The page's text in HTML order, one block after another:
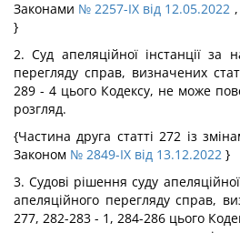
Законами № 2257-IX від 12.05.2022 ,
}
2. Суд апеляційної інстанції за
перегляду справ, визначених
289 - 4 цього Кодексу, не може
розгляд.
{Частина друга статті 272 із
Законом № 2849-IX від 13.12.2022 }
3. Судові рішення суду
апеляційного перегляду справ,
277, 282-283 - 1, 284-286 цього